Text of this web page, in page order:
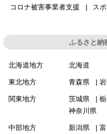
コロナ被害事業者支援
ス
ふるさと納
北海道地方 北海道
東北地方 青森県
関東地方 茨城県
神奈川県
中部地方 新潟県